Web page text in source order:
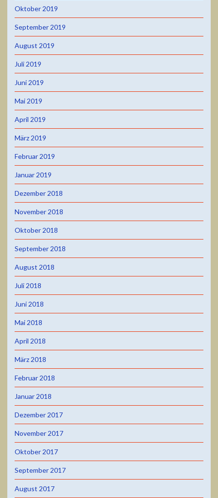
Oktober 2019
September 2019
August 2019
Juli 2019
Juni 2019
Mai 2019
April 2019
März 2019
Februar 2019
Januar 2019
Dezember 2018
November 2018
Oktober 2018
September 2018
August 2018
Juli 2018
Juni 2018
Mai 2018
April 2018
März 2018
Februar 2018
Januar 2018
Dezember 2017
November 2017
Oktober 2017
September 2017
August 2017